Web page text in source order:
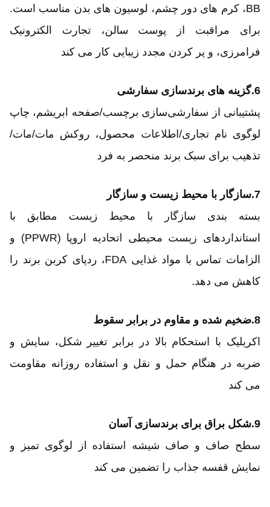
BB، کرم های دور چشم، لوسیون های بدن مناسب است.
برای مراقبت از پوست سالن، تجارت الکترونیک
فرامرزی، و پر کردن مجدد زیبایی کار می کند
6. گزینه های برندسازی سفارشی
پشتیبانی از سفارشی‌سازی برچسب/صفحه ابریشم، چاپ
لوگوی نام تجاری/اطلاعات محصول، روکش مات/مات/
تذهیب برای سبک برند منحصر به فرد
7. سازگار با محیط زیست و سازگار
بسته بندی سازگار با محیط زیست مطابق با
استانداردهای زیست محیطی اتحادیه اروپا (PPWR) و
الزامات تماس با مواد غذایی FDA، ردپای کربن برند را
کاهش می دهد.
8. ضخیم شده و مقاوم در برابر سقوط
اکریلیک با استحکام بالا در برابر تغییر شکل، سایش و
ضربه در هنگام حمل و نقل و استفاده روزانه مقاومت
می کند
9. شکل براق برای برندسازی آسان
سطح صاف و صاف شیشه استفاده از لوگوی تمیز و
نمایش قفسه جذاب را تضمین می کند